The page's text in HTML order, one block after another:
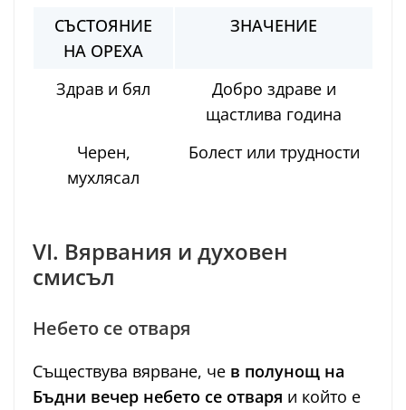
СЪСТОЯНИЕ
НА ОРЕХА
ЗНАЧЕНИЕ
Здрав и бял
Добро здраве и
щастлива година
Черен,
мухлясал
Болест или трудности
VI. Вярвания и духовен
смисъл
Небето се отваря
Съществува вярване, че в полунощ на
Бъдни вечер небето се отваря и който е